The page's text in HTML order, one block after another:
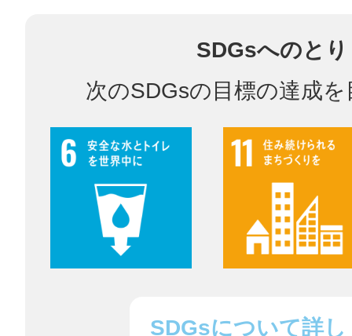
SDGsへのと
次のSDGsの目標の達成
SDGsについて詳し
渋谷区
八女